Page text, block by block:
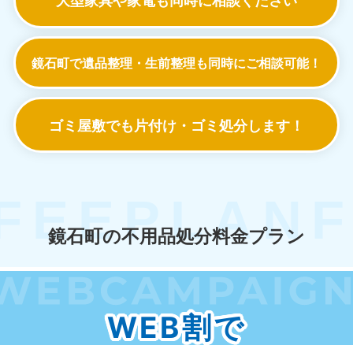
鏡石町で遺品整理・生前整理も同時にご相談可能！
ゴミ屋敷でも 片付け・ゴミ処分します！
鏡石町の不用品処分料金プラン
WEB割で